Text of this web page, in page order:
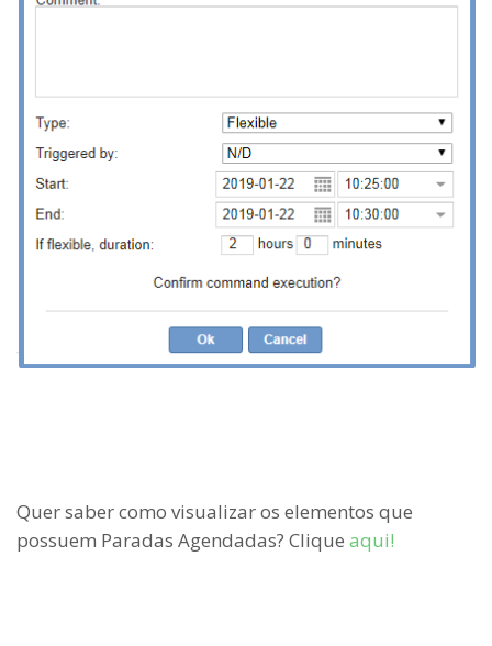
Quer saber como visualizar os elementos que
possuem Paradas Agendadas? Clique aqui!